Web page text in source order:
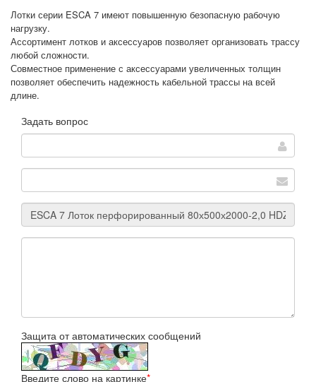
Лотки серии ESCA 7 имеют повышенную безопасную рабочую
нагрузку.
Ассортимент лотков и аксессуаров позволяет организовать трассу
любой сложности.
Совместное применение с аксессуарами увеличенных толщин
позволяет обеспечить надежность кабельной трассы на всей
длине.
Задать вопрос
Защита от автоматических сообщений
Введите слово на картинке*